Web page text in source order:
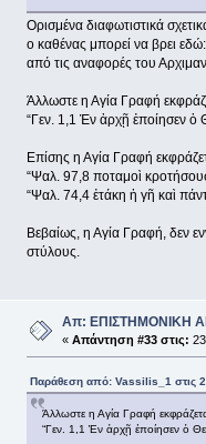
Ορισμένα διαφωτιστικά
ο καθένας μπορεί να βρει εδώ:
από τις αναφορές του
Άλλωστε η Αγία Γραφή
“Γεν. 1,1 Ἐν ἀρχῇ ἐποίησεν ὁ
Επίσης η Αγία Γραφή
“Ψαλ. 97,8 ποταμοὶ
“Ψαλ. 74,4 ἐτάκη ἡ γῆ καὶ
Βεβαίως, η Αγία Γραφή, δεν
στύλους.
Απ: ΕΠΙΣΤΗΜΟΝΙΚΗ
« Απάντηση #33 στις:
Παράθεση από: Vassilis_1 στις
Άλλωστε η Αγία Γραφή
“Γεν. 1,1 Ἐν ἀρχῇ ἐποίησεν ὁ